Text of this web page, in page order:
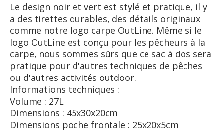
Le design noir et vert est stylé et pratique, il y
a des tirettes durables, des détails originaux
comme notre logo carpe OutLine. Même si le
logo OutLine est conçu pour les pêcheurs à la
carpe, nous sommes sûrs que ce sac à dos sera
pratique pour d'autres techniques de pêches
ou d'autres activités outdoor.
Informations techniques :
Volume : 27L
Dimensions : 45x30x20cm
Dimensions poche frontale : 25x20x5cm